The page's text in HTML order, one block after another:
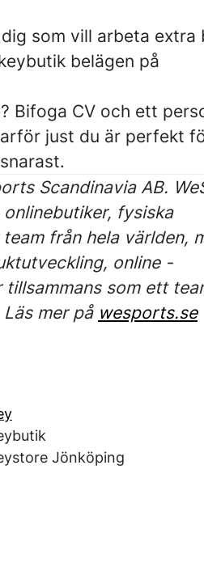
som vill arbeta extra
belägen på
Bifoga CV och ett
just du är perfekt
Scandinavia AB.
fysiska
från hela världen,
online -
som ett
mer på wesports.se
Jönköping